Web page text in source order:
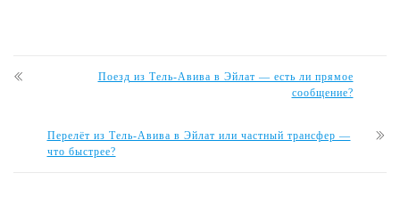
Поезд из Тель-Авива в Эйлат — есть ли прямое
сообщение?
Перелёт из Тель-Авива в Эйлат или частный трансфер —
что быстрее?